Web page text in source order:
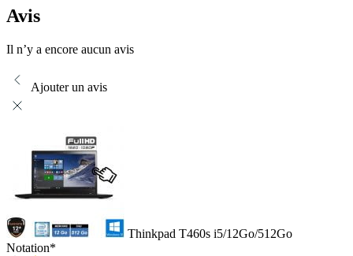
Avis
Il n’y a encore aucun avis
Ajouter un avis
Thinkpad T460s i5/12Go/512Go
Notation*